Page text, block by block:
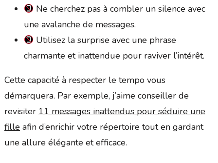
Ne cherchez pas à combler un silence avec
une avalanche de messages.
Utilisez la surprise avec une phrase
charmante et inattendue pour raviver l’intérêt.
Cette capacité à respecter le tempo vous
démarquera. Par exemple, j’aime conseiller de
revisiter 11 messages inattendus pour séduire une
fille afin d’enrichir votre répertoire tout en gardant
une allure élégante et efficace.